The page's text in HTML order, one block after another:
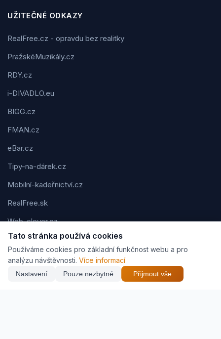
UŽITEČNÉ ODKAZY
RealFree.cz - opravdu bez realitky
PražskéMuzikály.cz
RDY.cz
i-DIVADLO.eu
BIGG.cz
FMAN.cz
eBar.cz
Tipy-na-dárek.cz
Mobilní-kadeřnictví.cz
RealFree.sk
Web-clever.cz
Kvízov.cz
Karavaning.net
CVčko.eu
Tato stránka používá cookies
Používáme cookies pro základní funkčnost webu a pro
analýzu návštěvnosti. Více informací
Nastavení Pouze nezbytné Přijmout vše